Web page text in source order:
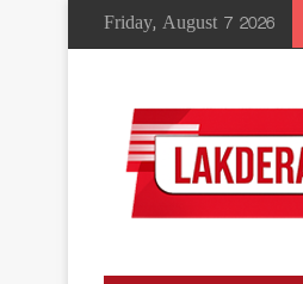
Friday, August 7 2026